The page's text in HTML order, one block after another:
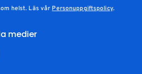
helst. Läs vår Personuppgiftspolicy.
medier